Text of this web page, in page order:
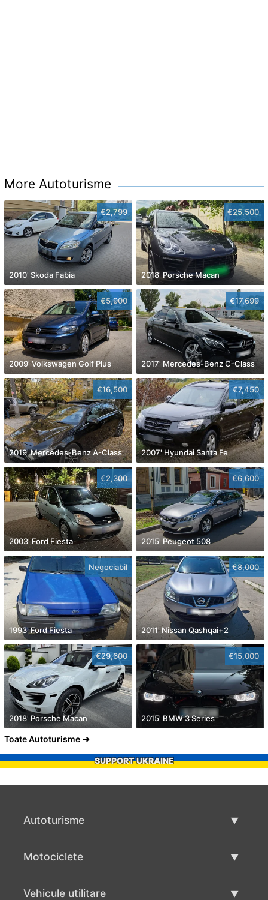
More Autoturisme
€2,799
2010' Skoda Fabia
€25,500
2018' Porsche Macan
€5,900
2009' Volkswagen Golf Plus
€17,699
2017' Mercedes-Benz C-Class
€16,500
2019' Mercedes-Benz A-Class
€7,450
2007' Hyundai Santa Fe
€2,300
2003' Ford Fiesta
€6,600
2015' Peugeot 508
Negociabil
1993' Ford Fiesta
€8,000
2011' Nissan Qashqai+2
€29,600
2018' Porsche Macan
€15,000
2015' BMW 3 Series
Toate Autoturisme
SUPPORT UKRAINE
Autoturisme
Motociclete
Vehicule utilitare